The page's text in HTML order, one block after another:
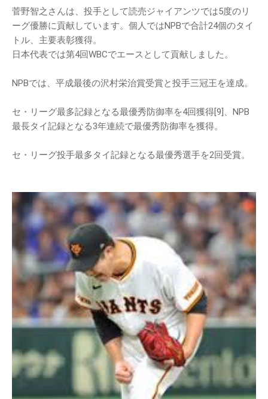
菅野智之さんは、投手として読売ジャイアンツでは5度のリ
ーグ優勝に貢献しています。個人ではNPBで合計24個のタイ
トル、主要表彰獲得。
日本代表では第4回WBCでエースとして貢献しました。
NPBでは、平成最後の沢村栄治賞受賞と投手三冠王を達成。
セ・リーグ最多記録となる最優秀防御率を4回獲得[9]、NPB
最長タイ記録となる3年連続で最優秀防御率を獲得。
セ・リーグ投手最多タイ記録となる最優秀選手を2回受賞。